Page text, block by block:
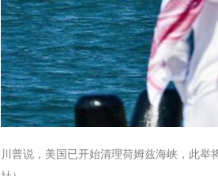
川普说，美国已开始清理荷姆兹海峡，此